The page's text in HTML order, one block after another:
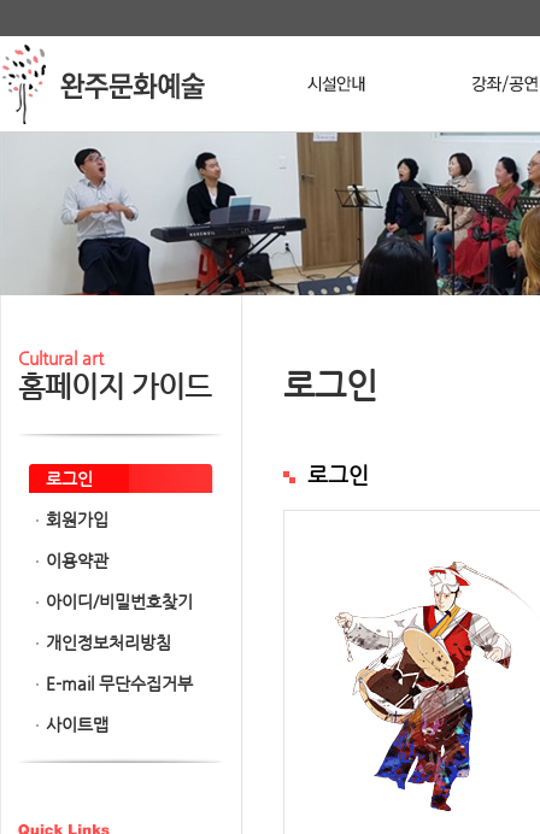
Cultural art
홈페이지 가이드
로그인
회원가입
이용약관
아이디/비밀번호찾기
개인정보처리방침
E-mail 무단수집거부
사이트맵
로그인
로그인